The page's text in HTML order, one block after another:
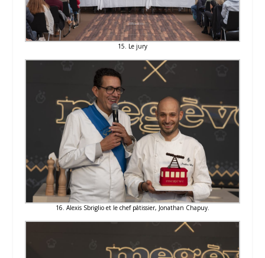
15. Le jury
16. Alexis Sbriglio et le chef pâtissier, Jonathan Chapuy.